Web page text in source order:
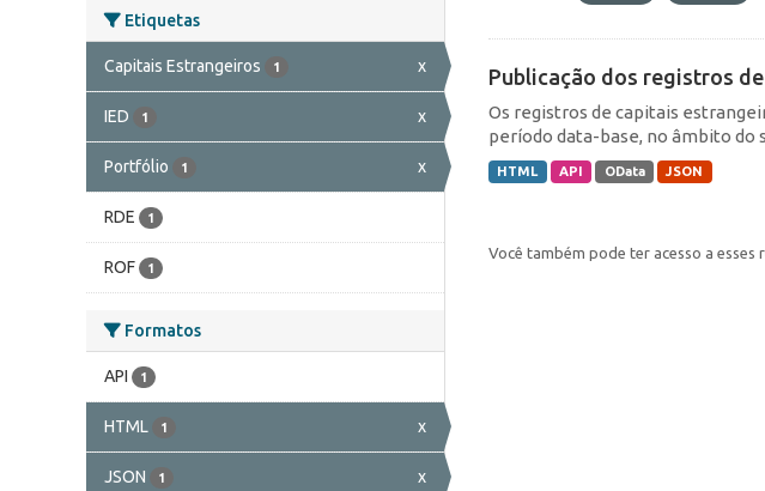
Etiquetas
Capitais Estrangeiros 1 x
IED 1 x
Portfólio 1 x
RDE 1
ROF 1
Formatos
API 1
HTML 1 x
JSON 1 x
Publicação dos registros
Os registros de capitais
período data-base, no âmbito do
HTML API OData JSON
Você também pode ter acesso a esses